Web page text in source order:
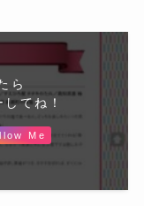
ら
てね！
Me